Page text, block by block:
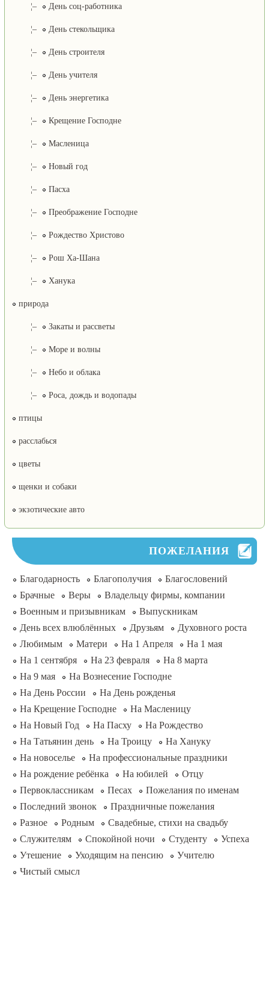
¦– День соц-работника
¦– День стекольщика
¦– День строителя
¦– День учителя
¦– День энергетика
¦– Крещение Господне
¦– Масленица
¦– Новый год
¦– Пасха
¦– Преображение Господне
¦– Рождество Христово
¦– Рош Ха-Шана
¦– Ханука
природа
¦– Закаты и рассветы
¦– Море и волны
¦– Небо и облака
¦– Роса, дождь и водопады
птицы
расслабься
цветы
щенки и собаки
экзотические авто
ПОЖЕЛАНИЯ
Благодарность Благополучия
Благословений
Брачные
Веры
Владельцу фирмы, компании
Военным и призывникам
Выпускникам
День всех влюблённых
Друзьям
Духовного роста
Любимым
Матери На 1 Апреля
На 1 мая
На 1 сентября
На 23 февраля
На 8 марта
На 9 мая
На Вознесение Господне
На День России
На День рожденья
На Крещение Господне
На Масленицу
На Новый Год
На Пасху
На Рождество
На Татьянин день
На Троицу
На Хануку
На новоселье
На профессиональные праздники
На рождение ребёнка
На юбилей
Отцу
Первоклассникам
Песах
Пожелания по именам
Последний звонок
Праздничные пожелания
Разное
Родным
Свадебные, стихи на свадьбу
Служителям
Спокойной ночи Студенту
Успеха
Утешение
Уходящим на пенсию
Учителю
Чистый смысл